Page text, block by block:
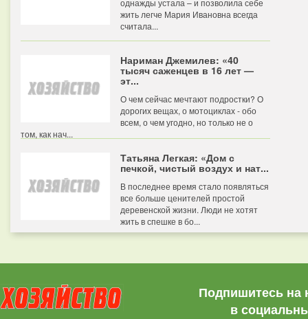
однажды устала – и позволила себе
жить легче Мария Ивановна всегда
считала...
Нариман Джемилев: «40
тысяч саженцев в 16 лет —
эт...
О чем сейчас мечтают подростки? О
дорогих вещах, о мотоциклах - обо
всем, о чем угодно, но только не о
том, как нач...
Татьяна Легкая: «Дом с
печкой, чистый воздух и нат...
В последнее время стало появляться
все больше ценителей простой
деревенской жизни. Люди не хотят
жить в спешке в бо...
Подпишитесь на
в